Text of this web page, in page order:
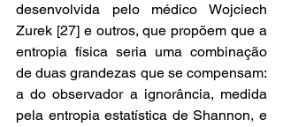
desenvolvida pelo médico Wojciech
Zurek [27] e outros, que propõem que a
entropia física seria uma combinação
de duas grandezas que se compensam:
a do observador a ignorância, medida
pela entropia estatística de Shannon, e